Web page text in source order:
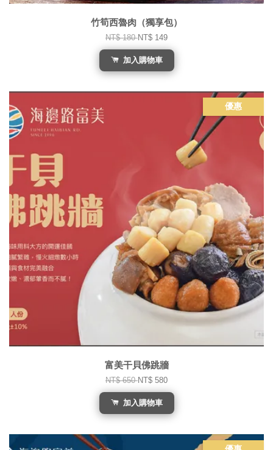
竹筍西魯肉（獨享包）
NT$ 180NT$ 149
加入購物車
優惠
富美干貝佛跳牆
NT$ 650NT$ 580
加入購物車